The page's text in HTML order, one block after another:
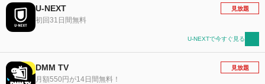
U-NEXT
初回31日間無料
見放題
U-NEXTで今すぐ見る
DMM TV
月額550円が14日間無料！
見放題